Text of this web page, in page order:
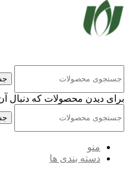
برای دیدن محصولات که دنبال
منو
دسته بندی ها